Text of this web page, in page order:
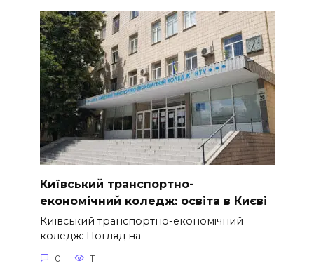
Київський транспортно-
економічний коледж: освіта в Києві
Київський транспортно-економічний
коледж: Погляд на
0 11